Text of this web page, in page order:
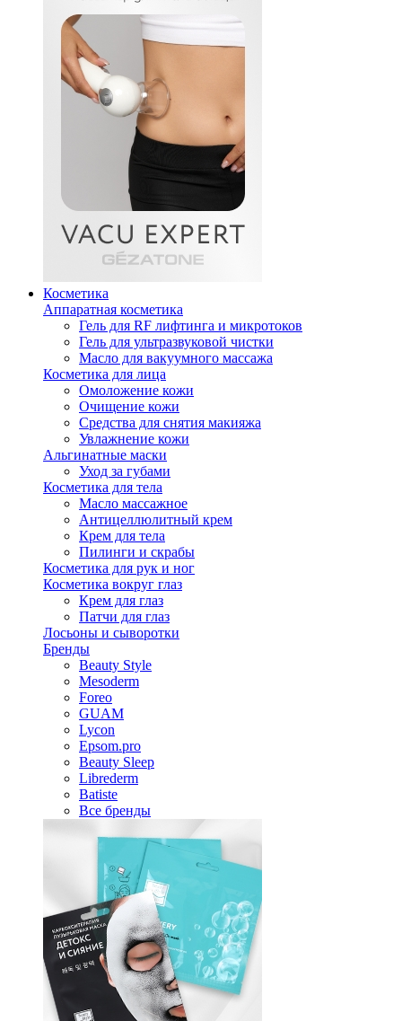
Косметика
Аппаратная косметика
Гель для RF лифтинга и микротоков
Гель для ультразвуковой чистки
Масло для вакуумного массажа
Косметика для лица
Омоложение кожи
Очищение кожи
Средства для снятия макияжа
Увлажнение кожи
Альгинатные маски
Уход за губами
Косметика для тела
Масло массажное
Антицеллюлитный крем
Крем для тела
Пилинги и скрабы
Косметика для рук и ног
Косметика вокруг глаз
Крем для глаз
Патчи для глаз
Лосьоны и сыворотки
Бренды
Beauty Style
Mesoderm
Foreo
GUAM
Lycon
Epsom.pro
Beauty Sleep
Librederm
Batiste
Все бренды